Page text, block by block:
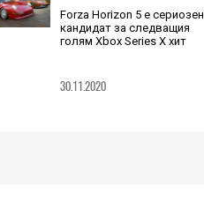
Forza Horizon 5 е сериозен
кандидат за следващия
голям Xbox Series X хит
30.11.2020